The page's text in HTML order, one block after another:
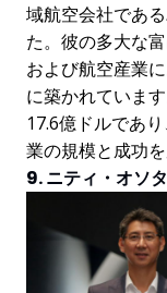
域航空会社であ
た。彼の多大な
および航空産業
に築かれていま
17.6億ドルであ
業の規模と成功を
9. ニティ・オソ